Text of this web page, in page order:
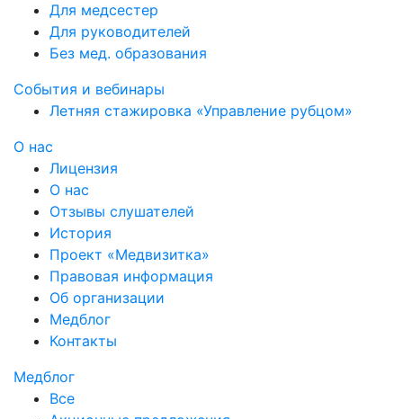
Для медсестер
Для руководителей
Без мед. образования
События и вебинары
Летняя стажировка «Управление рубцом»
О нас
Лицензия
О нас
Отзывы слушателей
История
Проект «Медвизитка»
Правовая информация
Об организации
Медблог
Контакты
Медблог
Все